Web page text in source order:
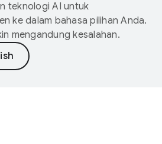
teknologi AI untuk
ke dalam bahasa pilihan Anda.
mengandung kesalahan.